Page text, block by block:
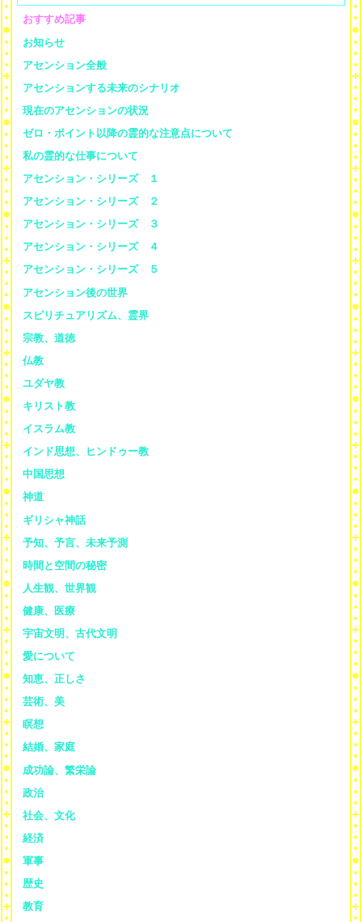
おすすめ記事
お知らせ
アセンション全般
アセンションする未来のシナリオ
現在のアセンションの状況
ゼロ・ポイント以降の霊的な注意点について
私の霊的な仕事について
アセンション・シリーズ １
アセンション・シリーズ ２
アセンション・シリーズ ３
アセンション・シリーズ ４
アセンション・シリーズ ５
アセンション後の世界
スピリチュアリズム、霊界
宗教、道徳
仏教
ユダヤ教
キリスト教
イスラム教
インド思想、ヒンドゥー教
中国思想
神道
ギリシャ神話
予知、予言、未来予測
時間と空間の秘密
人生観、世界観
健康、医療
宇宙文明、古代文明
愛について
知恵、正しさ
芸術、美
瞑想
結婚、家庭
成功論、繁栄論
政治
社会、文化
経済
軍事
歴史
教育